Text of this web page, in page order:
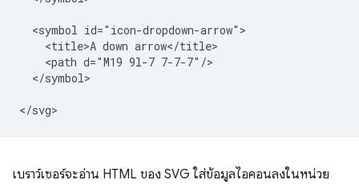
  <symbol id="icon-dropdown-arrow">
    <title>A down arrow</title>
    <path d="M19 9l-7 7-7-7"/>
  </symbol>
เบราว์เซอร์จะอ่าน HTML ของ SVG ใส่ข้อมูลไอคอนลงในหน่วย